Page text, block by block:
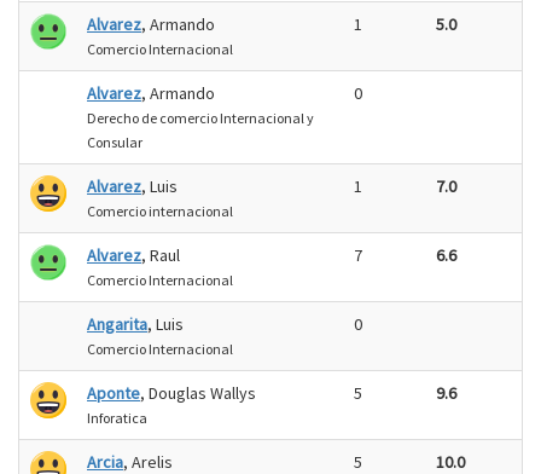
Alvarez, Armando
Comercio Internacional
1 5.0
Alvarez, Armando
Derecho de comercio Internacional y
Consular
0
Alvarez, Luis
Comercio internacional
1 7.0
Alvarez, Raul
Comercio Internacional
7 6.6
Angarita, Luis
Comercio Internacional
0
Aponte, Douglas Wallys
Inforatica
5 9.6
Arcia, Arelis 5 10.0